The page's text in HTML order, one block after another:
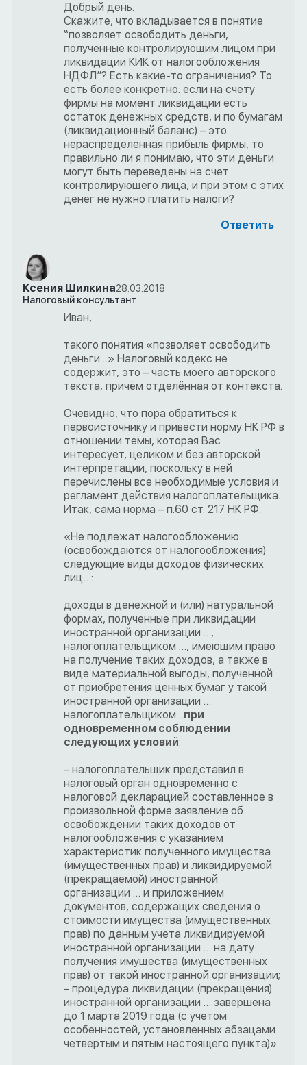
Добрый день.
Скажите, что вкладывается в понятие
“позволяет освободить деньги,
полученные контролирующим лицом при
ликвидации КИК от налогообложения
НДФЛ”? Есть какие-то ограничения? То
есть более конкретно: если на счету
фирмы на момент ликвидации есть
остаток денежных средств, и по бумагам
(ликвидационный баланс) – это
нераспределенная прибыль фирмы, то
правильно ли я понимаю, что эти деньги
могут быть переведены на счет
контролирующего лица, и при этом с этих
денег не нужно платить налоги?
Ответить
Ксения Шилкина28.03.2018
Налоговый консультант
Иван,
такого понятия «позволяет освободить
деньги…» Налоговый кодекс не
содержит, это – часть моего авторского
текста, причём отделённая от контекста.
Очевидно, что пора обратиться к
первоисточнику и привести норму НК РФ в
отношении темы, которая Вас
интересует, целиком и без авторской
интерпретации, поскольку в ней
перечислены все необходимые условия и
регламент действия налогоплательщика.
Итак, сама норма – п.60 ст. 217 НК РФ:
«Не подлежат налогообложению
(освобождаются от налогообложения)
следующие виды доходов физических
лиц…:
доходы в денежной и (или) натуральной
формах, полученные при ликвидации
иностранной организации …,
налогоплательщиком …, имеющим право
на получение таких доходов, а также в
виде материальной выгоды, полученной
от приобретения ценных бумаг у такой
иностранной организации …
налогоплательщиком…при
одновременном соблюдении
следующих условий:
– налогоплательщик представил в
налоговый орган одновременно с
налоговой декларацией составленное в
произвольной форме заявление об
освобождении таких доходов от
налогообложения с указанием
характеристик полученного имущества
(имущественных прав) и ликвидируемой
(прекращаемой) иностранной
организации … и приложением
документов, содержащих сведения о
стоимости имущества (имущественных
прав) по данным учета ликвидируемой
иностранной организации … на дату
получения имущества (имущественных
прав) от такой иностранной организации;
– процедура ликвидации (прекращения)
иностранной организации … завершена
до 1 марта 2019 года (с учетом
особенностей, установленных абзацами
четвертым и пятым настоящего пункта)».